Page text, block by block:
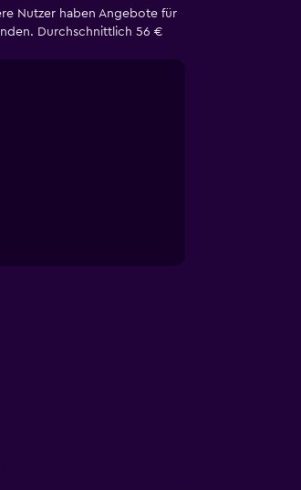
Nutzer haben Angebote für
Durchschnittlich 56 €